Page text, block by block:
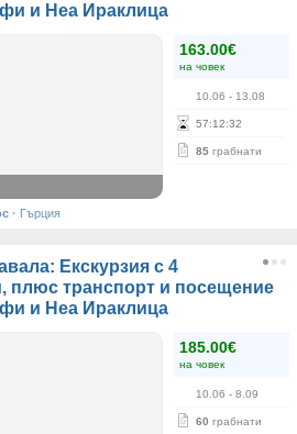
и Неа Ираклица
163.00€
на човек
10.06 - 13.08
57:12:31
85 грабнати
· Гърция
Екскурзия с 4
плюс транспорт и посещение
и Неа Ираклица
185.00€
на човек
10.06 - 8.09
60 грабнати